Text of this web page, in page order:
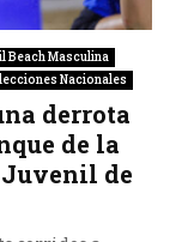
Beach Masculina
Nacionales
derrota
de la
de